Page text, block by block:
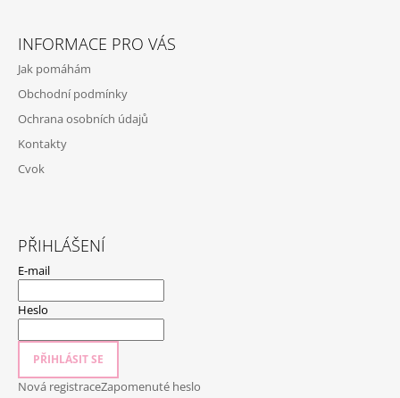
INFORMACE PRO VÁS
Jak pomáhám
Obchodní podmínky
Ochrana osobních údajů
Kontakty
Cvok
PŘIHLÁŠENÍ
E-mail
Heslo
PŘIHLÁSIT SE
Nová registraceZapomenuté heslo